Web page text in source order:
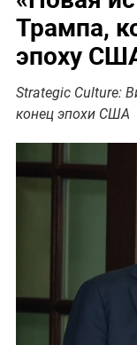
Трампа,
эпоху
Strategic Culture:
конец эпохи США